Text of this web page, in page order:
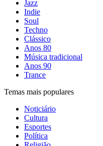
Jazz
Indie
Soul
Techno
Clássico
Anos 80
Música tradicional
Anos 90
Trance
Temas mais populares
Noticiário
Cultura
Esportes
Política